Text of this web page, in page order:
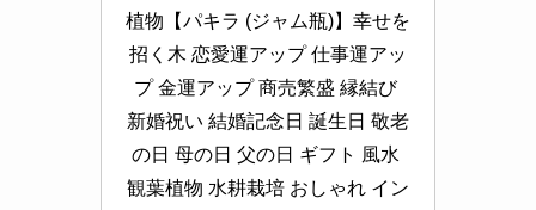
植物【パキラ (ジャム瓶)】幸せを
招く木 恋愛運アップ 仕事運アッ
プ 金運アップ 商売繁盛 縁結び
新婚祝い 結婚記念日 誕生日 敬老
の日 母の日 父の日 ギフト 風水
観葉植物 水耕栽培 おしゃれ イン